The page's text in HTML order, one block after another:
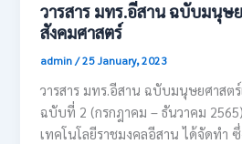
วารสาร มทร.อีสาน ฉบับมนุษ
สังคมศาสตร์
admin/25 January, 2023
วารสาร มทร.อีสาน ฉบับมนุษยศาสต
ฉบับที่ 2 (กรกฎาคม – ธันวาคม
เทคโนโลยีราชมงคลอีสาน ได้จัดทำ ซึ่